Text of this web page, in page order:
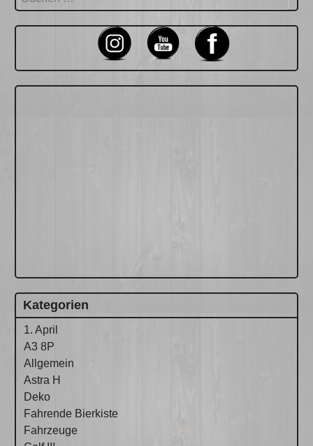
nach:
Kategorien
1. April
A3 8P
Allgemein
Astra H
Deko
Fahrende Bierkiste
Fahrzeuge